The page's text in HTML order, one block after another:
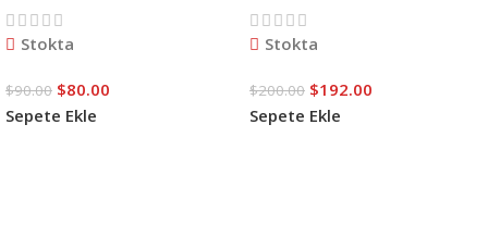
Stokta
$90.00 $80.00
Sepete Ekle
Stokta
$200.00 $192.00
Sepete Ekle